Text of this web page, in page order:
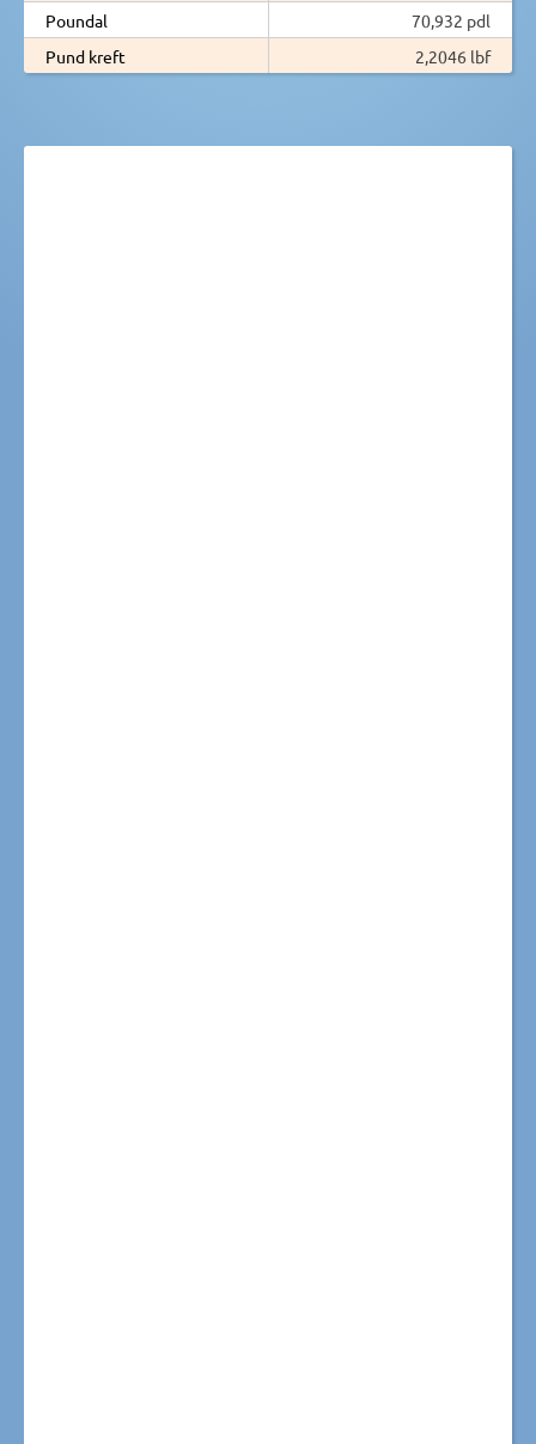
Poundal
70,932 pdl
Pund kreft
2,2046 lbf